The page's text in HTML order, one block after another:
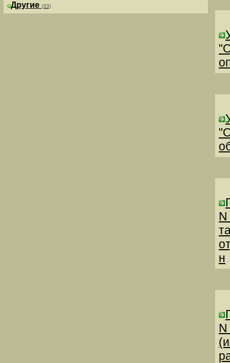
Другие (33)
н